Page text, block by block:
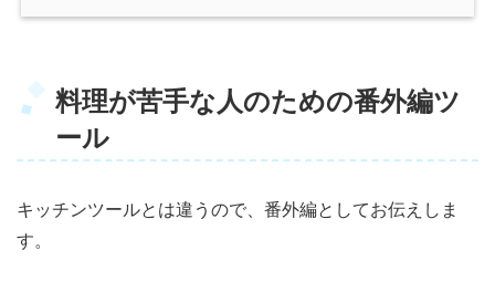
料理が苦手な人のための番外編ツ
ール
キッチンツールとは違うので、番外編としてお伝えしま
す。